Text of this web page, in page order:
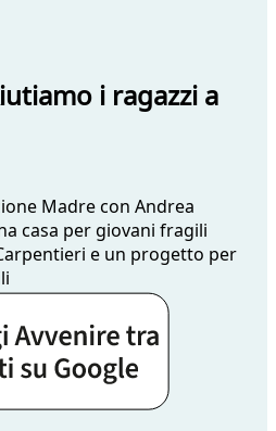
i ragazzi a
Madre con Andrea
casa per giovani fragili
e un progetto per